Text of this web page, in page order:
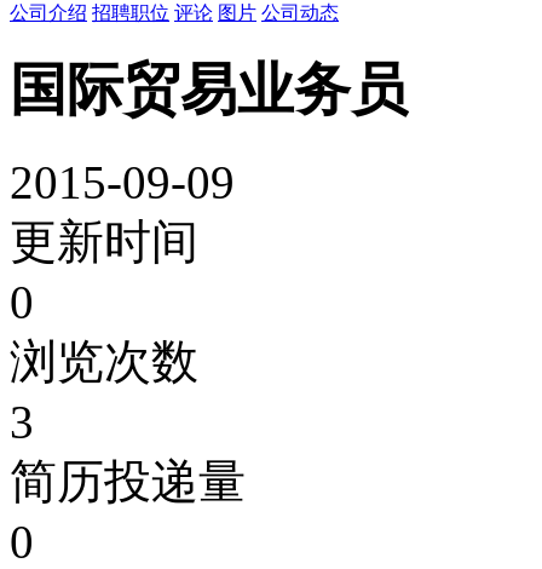
公司介绍 招聘职位 评论 图片 公司动态
国际贸易业务员
2015-09-09
更新时间
0
浏览次数
3
简历投递量
0